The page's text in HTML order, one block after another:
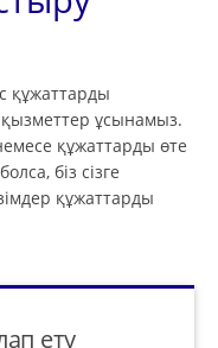
құжаттарды
ұсынамыз.
құжаттарды өте
біз сізге
құжаттарды
ету